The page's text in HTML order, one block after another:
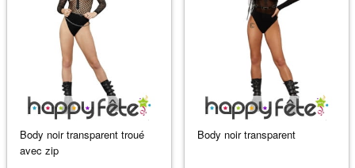
Body noir transparent troué
avec zip
Body noir transparent